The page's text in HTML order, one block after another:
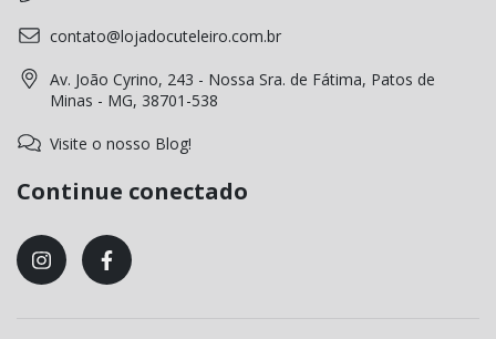
contato@lojadocuteleiro.com.br
Av. João Cyrino, 243 - Nossa Sra. de Fátima, Patos de
Minas - MG, 38701-538
Visite o nosso Blog!
Continue conectado